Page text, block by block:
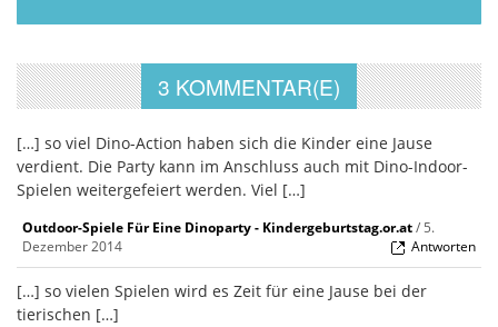
3 KOMMENTAR(E)
[…] so viel Dino-Action haben sich die Kinder eine Jause
verdient. Die Party kann im Anschluss auch mit Dino-Indoor-
Spielen weitergefeiert werden. Viel […]
Outdoor-Spiele Für Eine Dinoparty - Kindergeburtstag.or.at/ 5.
Dezember 2014
Antworten
[…] so vielen Spielen wird es Zeit für eine Jause bei der
tierischen […]